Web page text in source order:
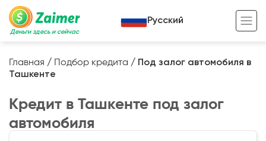
Деньги здесь и сейчас
Кредит под залог авто
Кредит под залог недвижимости
Жизненный цикл вашего кредита
Русский
Главная / Подбор кредита / Под залог автомобиля в
Ташкенте
Кредит в Ташкенте под залог
автомобиля